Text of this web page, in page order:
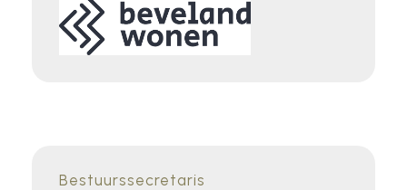
Bestuurssecretaris